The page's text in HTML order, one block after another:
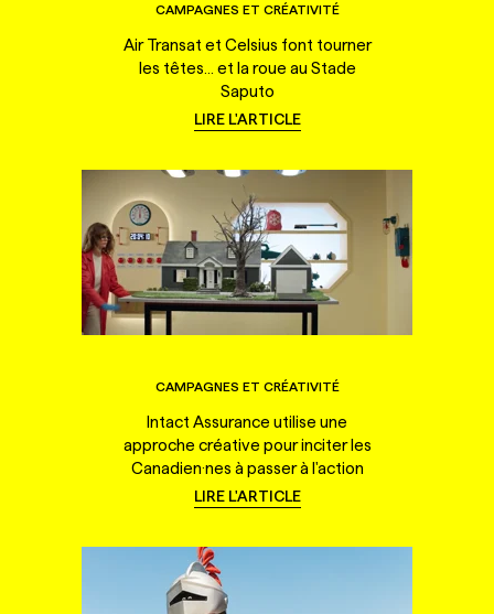
CAMPAGNES ET CRÉATIVITÉ
Air Transat et Celsius font tourner
les têtes... et la roue au Stade
Saputo
LIRE L'ARTICLE
CAMPAGNES ET CRÉATIVITÉ
Intact Assurance utilise une
approche créative pour inciter les
Canadien·nes à passer à l'action
LIRE L'ARTICLE